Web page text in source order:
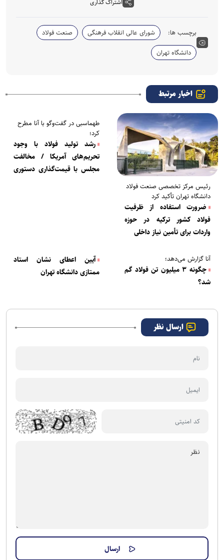
اشتراک گذاری
برچسب ها: شورای عالی انقلاب فرهنگی
صنعت فولاد
دانشگاه تهران
اخبار مرتبط
رئیس مرکز تخصصی صنعت فولاد
دانشگاه تهران تأکید کرد
ضرورت استفاده از ظرفیت
فولاد کشور ترکیه در حوزه
واردات برای تأمین نیاز داخلی
طهماسبی در گفت‌وگو با آنا مطرح
کرد؛
رشد تولید فولاد با وجود
تحریم‌‍‌های آمریکا / مخالفت
مجلس با قیمت‌گذاری دستوری
آنا گزارش می‌دهد؛
چگونه ۳ میلیون تن فولاد گم
شد؟
آیین اعطای نشان استاد
ممتازی دانشگاه تهران
ارسال نظر